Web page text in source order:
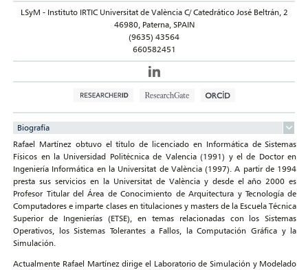
LSyM - Instituto IRTIC Universitat de València C/ Catedrático José Beltrán, 2
46980, Paterna, SPAIN
(9635) 43564
660582451
Biografía
Rafael Martínez obtuvo el título de licenciado en Informática de Sistemas
Físicos en la Universidad Politécnica de Valencia (1991) y el de Doctor en
Ingeniería Informática en la Universitat de València (1997). A partir de 1994
presta sus servicios en la Universitat de València y desde el año 2000 es
Profesor Titular del Área de Conocimiento de Arquitectura y Tecnología de
Computadores e imparte clases en titulaciones y masters de la Escuela Técnica
Superior de Ingenierías (ETSE), en temas relacionadas con los Sistemas
Operativos, los Sistemas Tolerantes a Fallos, la Computación Gráfica y la
Simulación.
Actualmente Rafael Martínez dirige el Laboratorio de Simulación y Modelado